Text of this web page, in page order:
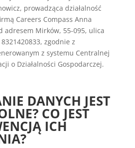
prowadząca działalność
Careers Compass Anna
adresem Mirków, 55-095, ulica
zgodnie z
z systemu Centralnej
o Działalności Gospodarczej.
DANYCH JEST
CO JEST
ICH